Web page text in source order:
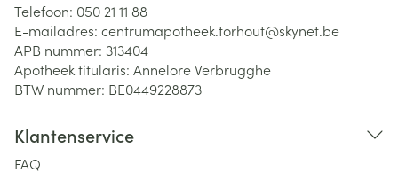
Telefoon: 050 21 11 88
E-mailadres: centrumapotheek.torhout@skynet.be
APB nummer: 313404
Apotheek titularis: Annelore Verbrugghe
BTW nummer: BE0449228873
Klantenservice
FAQ